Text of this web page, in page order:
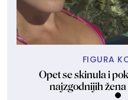
FIGURA
Opet se skinula i
najzgodnijih